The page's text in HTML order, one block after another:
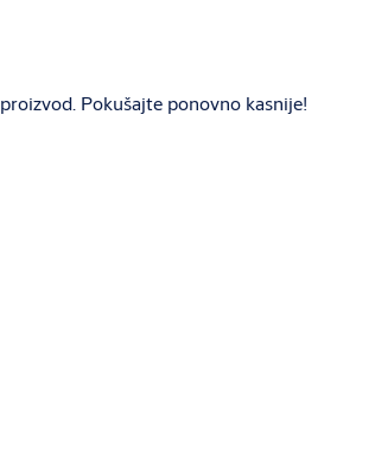
Pokušajte ponovno kasnije!